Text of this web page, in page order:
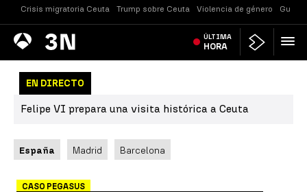
Crisis migratoria Ceuta Trump sobre Ceuta Violencia de género
Antena
3 Noticias ÚLTIMA
HORA
EN DIRECTO
Felipe VI prepara una visita histórica a Ceuta
España Madrid Barcelona
CASO PEGASUS